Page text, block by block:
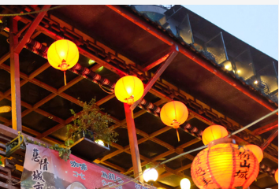
đây, nó đã trở thành tuyến đường sắt du lịch
núi. Quý khách sẽ đứng ngay trên tuyến đường
dưỡng, suối khoáng nóng theo phong cách
Nóngtham quan & trải nghiệm dịch vụ tắm
hưởng thụ các tiện ích theo sở thích của Qúy
(Jiufen). Tham quan ngôi làng nằm trên núi